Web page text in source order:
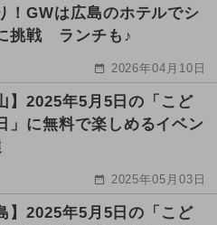
！GWは広島のホテルでシ
挑戦 ランチも♪
2026年04月10日
】2025年5月5日の「こど
」に無料で楽しめるイベン
2025年05月03日
】2025年5月5日の「こど